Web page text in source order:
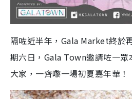
隔咗近半年，Gala Market終於
期六日，Gala Town邀請咗一
大家，一齊嚟一場初夏嘉年華！